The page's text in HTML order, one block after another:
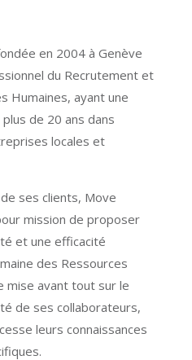
en 2004 à Genève
du Recrutement et
Humaines, ayant une
de 20 ans dans
locales et
ses clients, Move
mission de proposer
et une efficacité
des Ressources
mise avant tout sur le
de ses collaborateurs,
leurs connaissances